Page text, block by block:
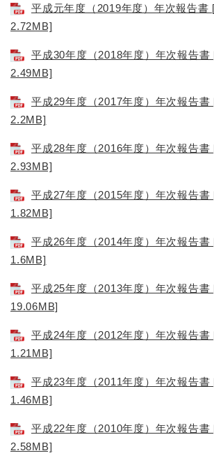
平成元年度（2019年度）年次報告書
2.72MB]
平成30年度（2018年度）年次報告書
2.49MB]
平成29年度（2017年度）年次報告書
2.2MB]
平成28年度（2016年度）年次報告書
2.93MB]
平成27年度（2015年度）年次報告書
1.82MB]
平成26年度（2014年度）年次報告書
1.6MB]
平成25年度（2013年度）年次報告書
19.06MB]
平成24年度（2012年度）年次報告書
1.21MB]
平成23年度（2011年度）年次報告書
1.46MB]
平成22年度（2010年度）年次報告書
2.58MB]